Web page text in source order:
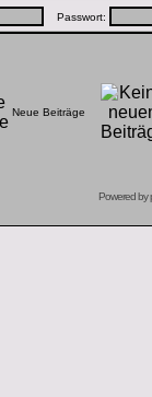
Passwort:
Neue Beiträge
Powered by